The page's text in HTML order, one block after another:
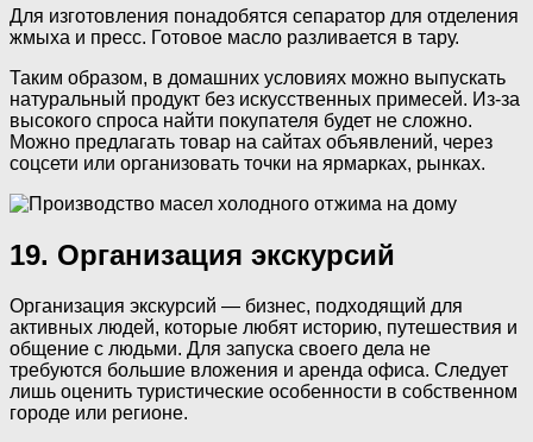
Для изготовления понадобятся сепаратор для отделения
жмыха и пресс. Готовое масло разливается в тару.
Таким образом, в домашних условиях можно выпускать
натуральный продукт без искусственных примесей. Из-за
высокого спроса найти покупателя будет не сложно.
Можно предлагать товар на сайтах объявлений, через
соцсети или организовать точки на ярмарках, рынках.
19. Организация экскурсий
Организация экскурсий — бизнес, подходящий для
активных людей, которые любят историю, путешествия и
общение с людьми. Для запуска своего дела не
требуются большие вложения и аренда офиса. Следует
лишь оценить туристические особенности в собственном
городе или регионе.